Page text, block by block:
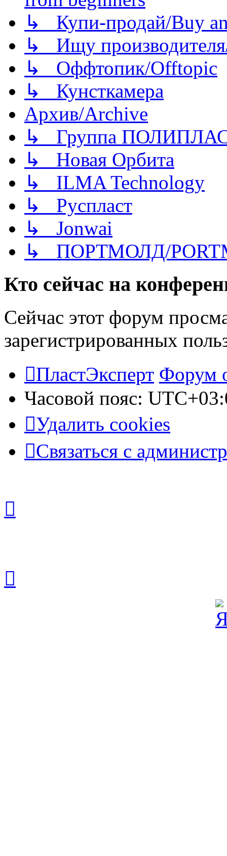
↳ Купи-продай/Buy
↳ Ищу
↳ Оффтопик/Offtopic
↳ Кунсткамера
Архив/Archive
↳ Группа
↳ Новая Орбита
↳ ILMA Technology
↳ Руспласт
↳ Jonwai
↳ ПОРТМОЛД/
Кто сейчас на
Сейчас этот форум
зарегистрированных
ПластЭксперт Форум
Часовой пояс:
Удалить cookies
Связаться с